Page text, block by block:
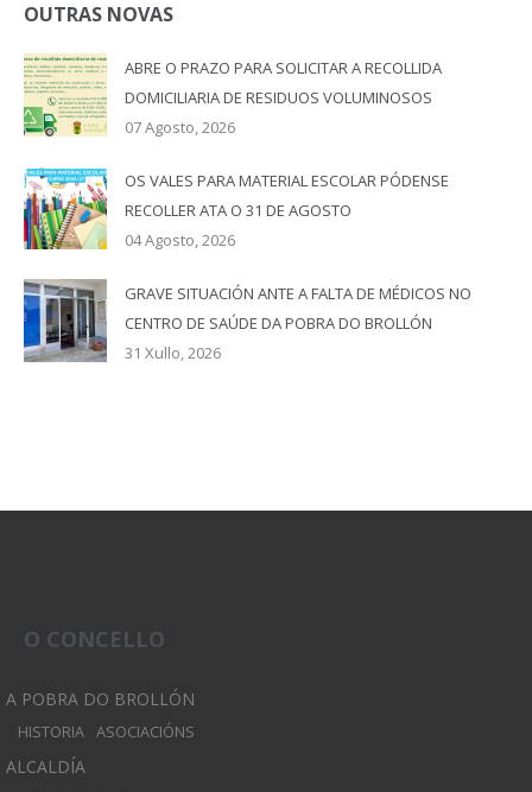
OUTRAS NOVAS
ABRE O PRAZO PARA SOLICITAR A RECOLLIDA
DOMICILIARIA DE RESIDUOS VOLUMINOSOS
07 Agosto, 2026
OS VALES PARA MATERIAL ESCOLAR PÓDENSE
RECOLLER ATA O 31 DE AGOSTO
04 Agosto, 2026
GRAVE SITUACIÓN ANTE A FALTA DE MÉDICOS NO
CENTRO DE SAÚDE DA POBRA DO BROLLÓN
31 Xullo, 2026
O CONCELLO
A POBRA DO BROLLÓN
HISTORIA ASOCIACIÓNS
ALCALDÍA